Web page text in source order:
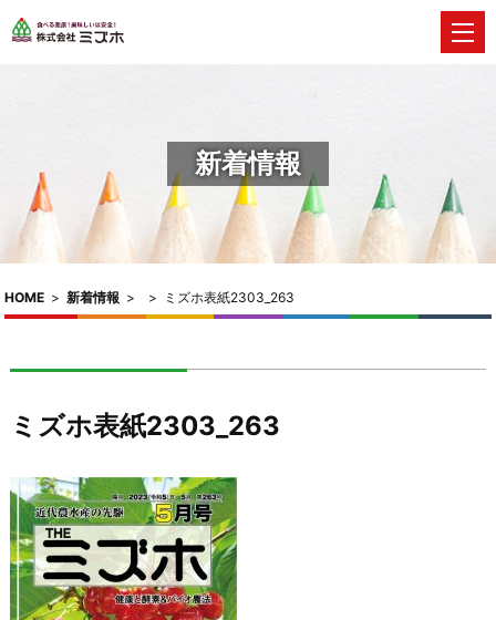
新着情報
HOME > 新着情報 > > ミズホ表紙2303_263
ミズホ表紙2303_263